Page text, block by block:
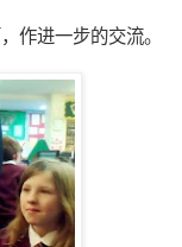
作进一步的交流。